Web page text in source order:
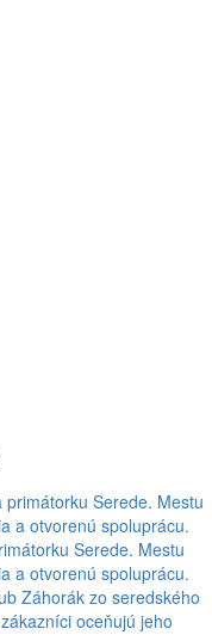
Serede. Mestu
a otvorenú spoluprácu.